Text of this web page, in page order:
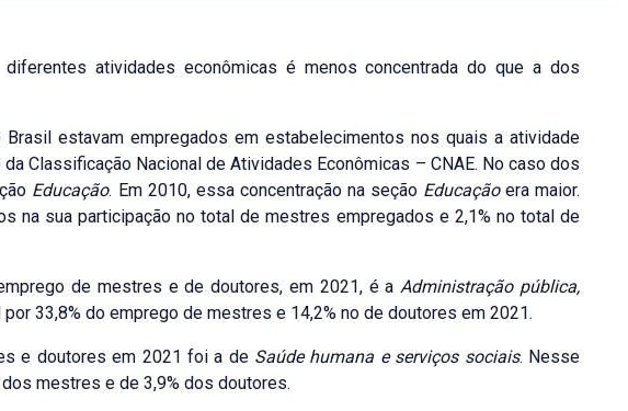
atividades econômicas é menos concentrada do que a dos
estavam empregados em estabelecimentos nos quais a atividade
Classificação Nacional de Atividades Econômicas – CNAE. No caso dos
Educação. Em 2010, essa concentração na seção Educação era maior.
na sua participação no total de mestres empregados e 2,1% no total de
de mestres e de doutores, em 2021, é aAdministração pública,
33,8% do emprego de mestres e 14,2% no de doutores em 2021.
e doutores em 2021 foi a de Saúde humana e serviços sociais. Nesse
mestres e de 3,9% dos doutores.